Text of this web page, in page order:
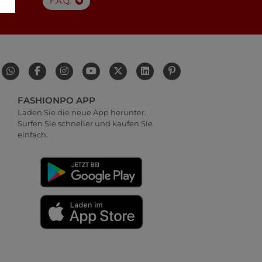
FASHIONPO APP
Laden Sie die neue App herunter.
Surfen Sie schneller und kaufen Sie
einfach.